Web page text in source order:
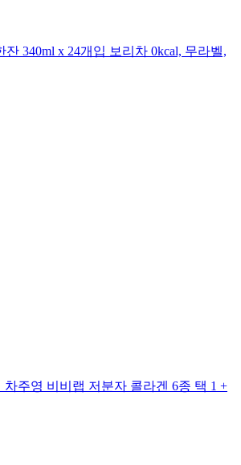
340ml x 24개입 보리차 0kcal, 무라벨,
주영 비비랩 저분자 콜라겐 6종 택 1 +